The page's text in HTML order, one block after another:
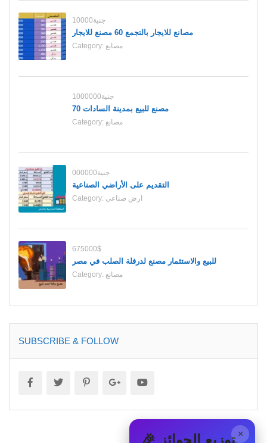
10000جنية
مصانع للايجار بالتجمع 60 مصنع للايجار
Category: مصانع
1000000جنية
70 مصنع للبيع بمدينة السادات
Category: مصانع
000000جنية
التقديم على الأراضي الصناعية
Category: ارض صناعى
675000$
للبيع والاستثمار مصنع لدرفلة الصلب في مصر
Category: مصانع
SUBSCRIBE & FOLLOW
× 🎉 توزيع الجوائز